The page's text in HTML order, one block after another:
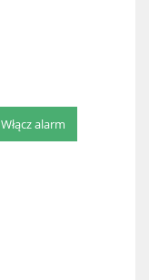
Włącz alarm